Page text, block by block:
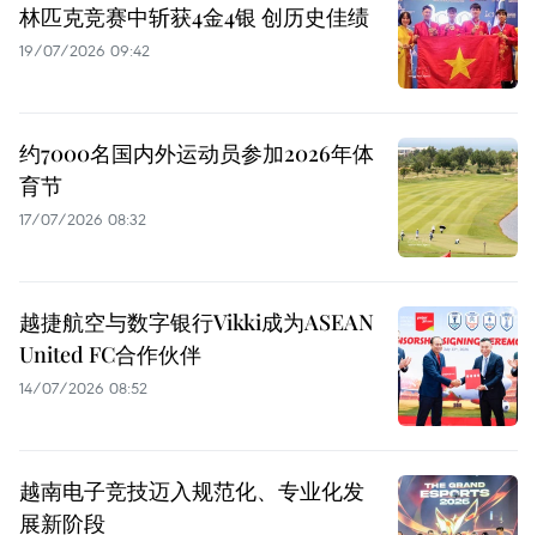
林匹克竞赛中斩获4金4银 创历史佳绩
19/07/2026 09:42
约7000名国内外运动员参加2026年体
育节
17/07/2026 08:32
越捷航空与数字银行Vikki成为ASEAN
United FC合作伙伴
14/07/2026 08:52
越南电子竞技迈入规范化、专业化发
展新阶段